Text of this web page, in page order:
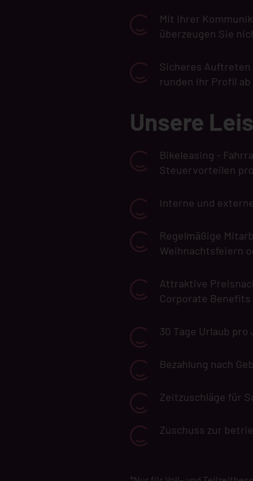
Mit Ihrer
überzeugen Sie
Sicheres
runden Ihr Profil ab
Unsere
Bikeleasing -
Steuervorteilen
Interne und
Regelmäßige
Weihnachtsfeiern
Attraktive
Corporate Benefits
30 Tage Urlaub
Bezahlung nach
Zeitzuschläge für
Zuschuss zur